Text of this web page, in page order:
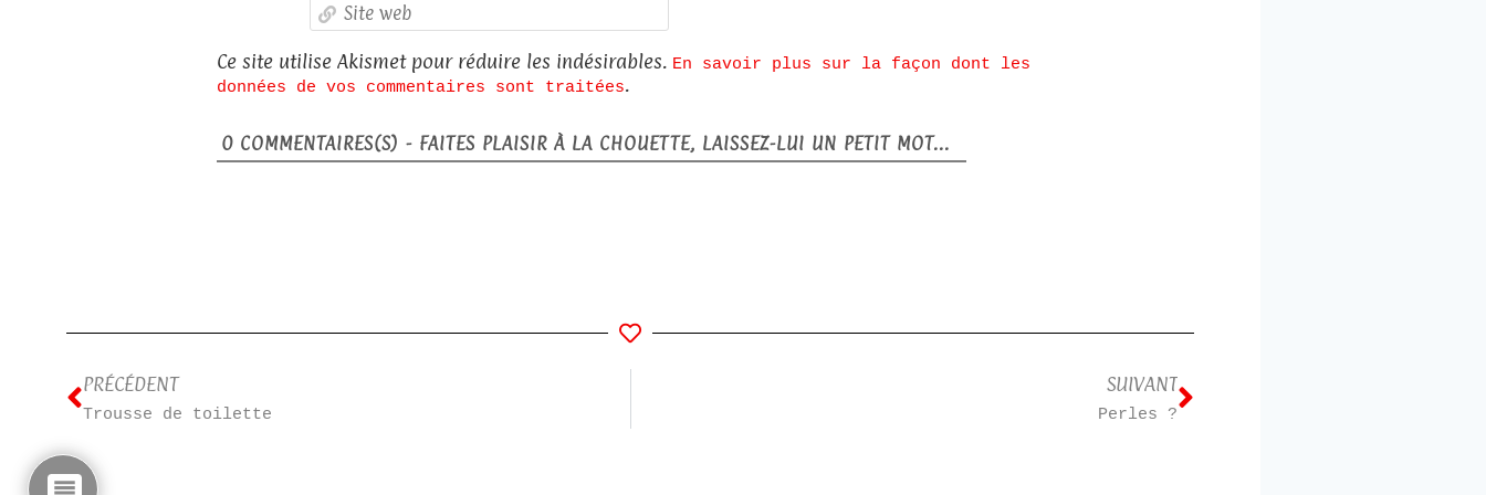
web
Ce site utilise Akismet pour réduire les indésirables. En savoir plus sur la façon dont les
données de vos commentaires sont traitées.
0 COMMENTAIRES(S) - FAITES PLAISIR À LA CHOUETTE, LAISSEZ-LUI UN PETIT MOT...
PRÉCÉDENT
Trousse de toilette
SUIVANT
Perles ?